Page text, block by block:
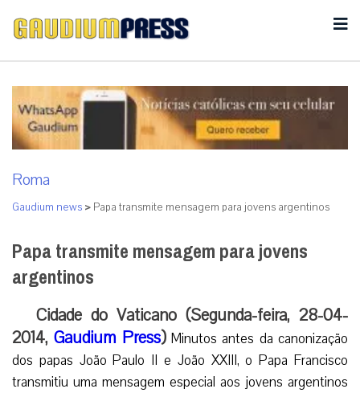
Roma
Gaudium news > Papa transmite mensagem para jovens argentinos
Papa transmite mensagem para jovens
argentinos
Cidade do Vaticano (Segunda-feira, 28-04-
2014,Gaudium Press)Minutos antes da canonização
dos papas João Paulo II e João XXIII, o Papa Francisco
transmitiu uma mensagem especial aos jovens argentinos